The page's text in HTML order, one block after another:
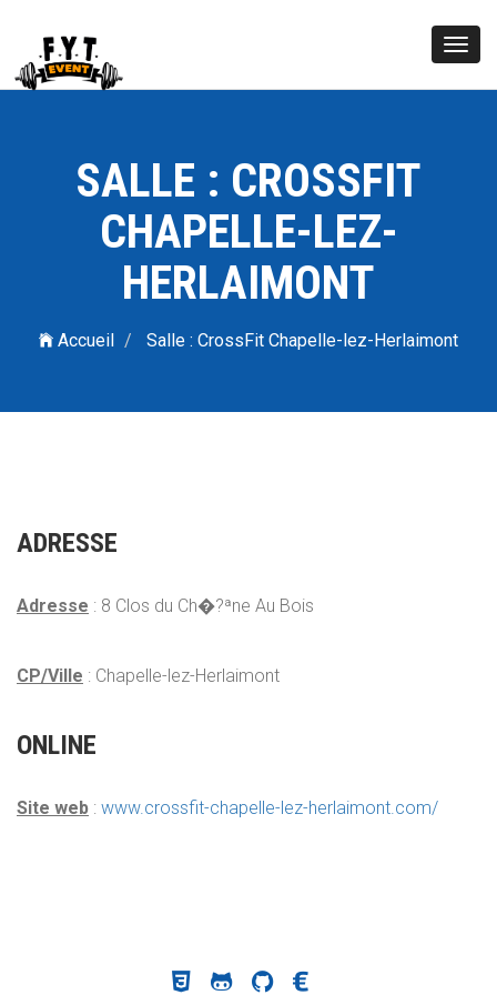
SALLE : CROSSFIT
CHAPELLE-LEZ-
HERLAIMONT
Accueil Salle : CrossFit Chapelle-lez-Herlaimont
ADRESSE
Adresse : 8 Clos du Ch�?ªne Au Bois
CP/Ville : Chapelle-lez-Herlaimont
ONLINE
Site web : www.crossfit-chapelle-lez-herlaimont.com/